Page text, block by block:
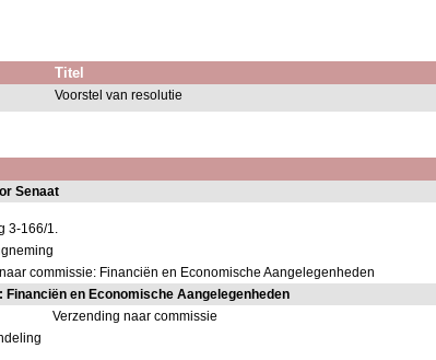
Titel
Voorstel van resolutie
Senaat
3-166/1.
commissie: Financiën en Economische Aangelegenheden
Financiën en Economische Aangelegenheden
Verzending naar commissie